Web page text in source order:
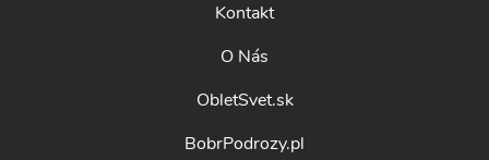
Kontakt
O Nás
ObletSvet.sk
BobrPodrozy.pl